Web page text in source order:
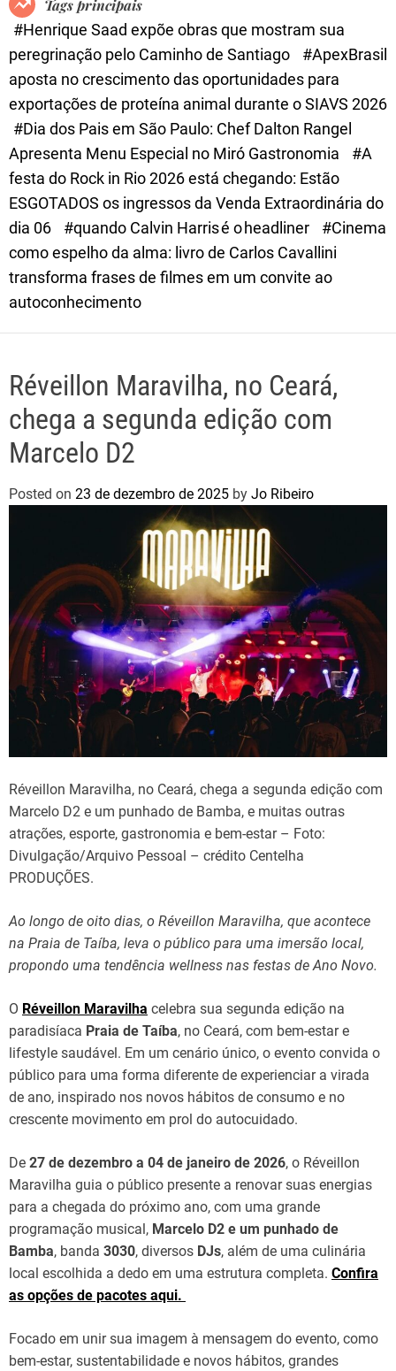
e
Tags principais
#Henrique Saad expõe obras que mostram sua
peregrinação pelo Caminho de Santiago
#ApexBrasil
aposta no crescimento das oportunidades para
exportações de proteína animal durante o SIAVS 2026
#Dia dos Pais em São Paulo: Chef Dalton Rangel
Apresenta Menu Especial no Miró Gastronomia
#A
festa do Rock in Rio 2026 está chegando: Estão
ESGOTADOS os ingressos da Venda Extraordinária do
dia 06
#quando Calvin Harris é o headliner
#Cinema
como espelho da alma: livro de Carlos Cavallini
transforma frases de filmes em um convite ao
autoconhecimento
Réveillon Maravilha, no Ceará,
chega a segunda edição com
Marcelo D2
Posted on 23 de dezembro de 2025 by Jo Ribeiro
Réveillon Maravilha, no Ceará, chega a segunda edição com
Marcelo D2 e um punhado de Bamba, e muitas outras
atrações, esporte, gastronomia e bem-estar – Foto:
Divulgação/Arquivo Pessoal – crédito Centelha
PRODUÇÕES.
Ao longo de oito dias, o Réveillon Maravilha, que acontece
na Praia de Taíba, leva o público para uma imersão local,
propondo uma tendência wellness nas festas de Ano Novo.
O Réveillon Maravilha celebra sua segunda edição na
paradisíaca Praia de Taíba, no Ceará, com bem-estar e
lifestyle saudável. Em um cenário único, o evento convida o
público para uma forma diferente de experienciar a virada
de ano, inspirado nos novos hábitos de consumo e no
crescente movimento em prol do autocuidado.
De 27 de dezembro a 04 de janeiro de 2026, o Réveillon
Maravilha guia o público presente a renovar suas energias
para a chegada do próximo ano, com uma grande
programação musical, Marcelo D2 e um punhado de
Bamba, banda 3030, diversos DJs, além de uma culinária
local escolhida a dedo em uma estrutura completa. Confira
as opções de pacotes aqui.
Focado em unir sua imagem à mensagem do evento, como
bem-estar, sustentabilidade e novos hábitos, grandes